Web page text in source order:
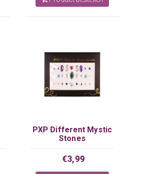
PXP Different Mystic
Stones
€3,99